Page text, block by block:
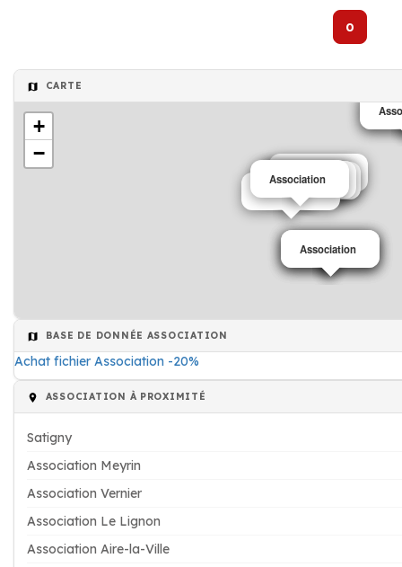
0
CARTE
Association
Association
Association
Association
Association
Association
Association
Association
+
−
BASE DE DONNÉE ASSOCIATION
Achat fichier Association -20%
ASSOCIATION À PROXIMITÉ
Satigny
Association Meyrin
Association Vernier
Association Le Lignon
Association Aire-la-Ville